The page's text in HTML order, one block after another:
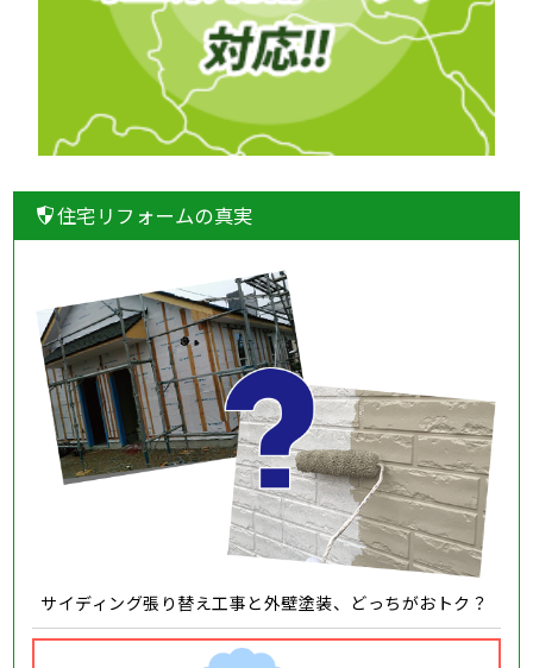
住宅リフォームの真実
サイディング張り替え工事と外壁塗装、どっちがおトク？